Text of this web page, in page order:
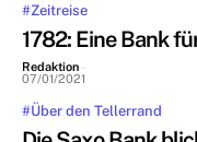
#Zeitreise
1782: Eine Bank
Redaktion -
07/01/2021
#Über den Tellerrand